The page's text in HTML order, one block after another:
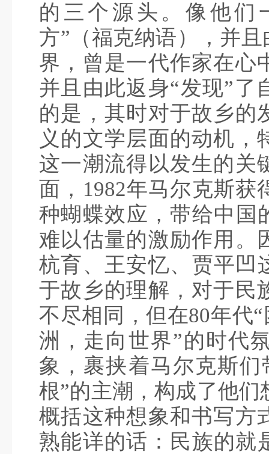
的三个源头。像他们
方”（福克纳语），并
界，曾是一代作家在心
并且由此返身“发现”了
的是，其时对于故乡的
义的文学层面的动机，
这一潮流得以发生的关
面，1982年马尔克斯
种蝴蝶效应，带给中国
难以估量的激励作用。
杭育、王安忆、贾平凹
于故乡的理解，对于民
不尽相同，但在80年代
洲，走向世界”的时代
象，裹挟着马尔克斯
根”的主潮，构成了他
概括这种想象和书写方
熟能详的话：民族的就